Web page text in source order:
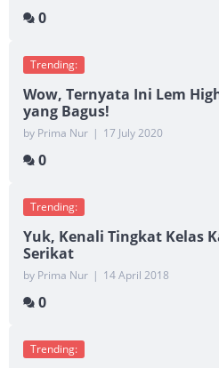
0
Trending:
Wow, Ternyata Ini Lem
yang Bagus!
by Prima Nur | 17 July 2020
0
Trending:
Yuk, Kenali Tingkat Kelas
Serikat
by Prima Nur | 14 April 2018
0
Trending: